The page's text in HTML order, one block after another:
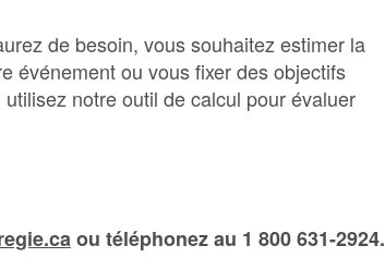
de besoin, vous souhaitez estimer la
événement ou vous fixer des objectifs
notre outil de calcul pour évaluer
ou téléphonez au 1 800 631-2924.